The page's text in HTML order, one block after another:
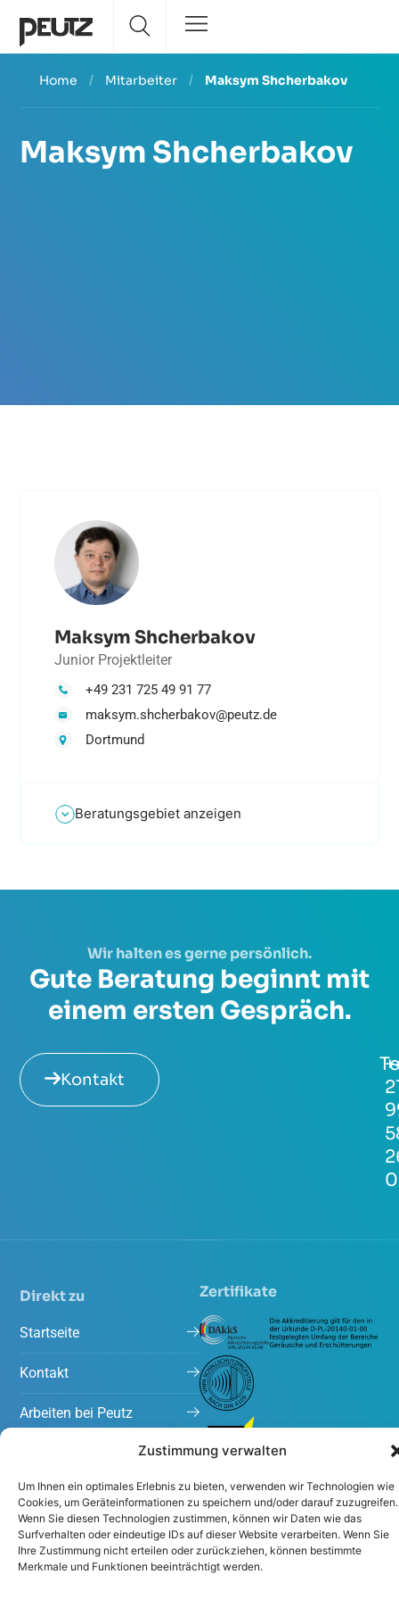
Zustimmung verwalten
Um Ihnen ein optimales Erlebnis zu bieten, verwenden wir Technologien wie
Cookies, um Geräteinformationen zu speichern und/oder darauf zuzugreifen.
Wenn Sie diesen Technologien zustimmen, können wir Daten wie das
Surfverhalten oder eindeutige IDs auf dieser Website verarbeiten. Wenn Sie
Ihre Zustimmung nicht erteilen oder zurückziehen, können bestimmte
Merkmale und Funktionen beeinträchtigt werden.
Home / Mitarbeiter / Maksym Shcherbakov
Maksym Shcherbakov
Maksym Shcherbakov
Junior Projektleiter
+49 231 725 49 91 77
maksym.shcherbakov@peutz.de
Dortmund
Beratungsgebiet anzeigen
Wir halten es gerne persönlich.
Gute Beratung beginnt mit
einem ersten Gespräch.
Kontakt
0
Direkt zu
Startseite
Kontakt
Arbeiten bei Peutz
Aktuelles
Zertifikate